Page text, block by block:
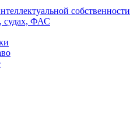
собственности
судах, ФАС